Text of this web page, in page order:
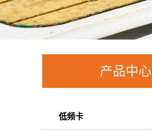
产品中心
低频卡